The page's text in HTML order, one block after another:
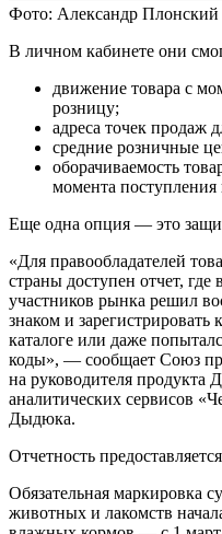
Фото: Александр
В личном кабинете они
движение товара с
розницу;
адреса точек продаж
средние розничные
оборачиваемость
момента поступления
Еще одна опция — это
«Для правообладателей
страны доступен отчет, где
участников рынка решил
знаком и
каталоге или даже
коды», — сообщает Союз
на руководителя продукта
аналитических сервисов
Дыдюка.
Отчетность
Обязательная маркировка
животных и лакомств